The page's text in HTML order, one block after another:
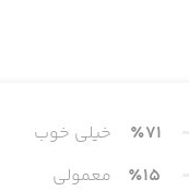
ادامه لیست خواهد شد .
٪71
خیلی خوب
٪15
معمولی